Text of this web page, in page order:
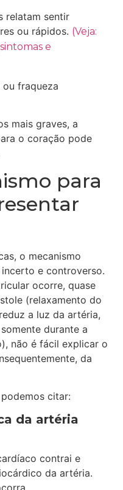
relatam sentir
ou rápidos. (Veja:
e
ou fraqueza
mais graves, a
o coração pode
para
o mecanismo
e controverso.
ocorre, quase
(relaxamento do
a luz da artéria,
durante a
não é fácil explicar o
da
citar:
da artéria
contrai e
da artéria.